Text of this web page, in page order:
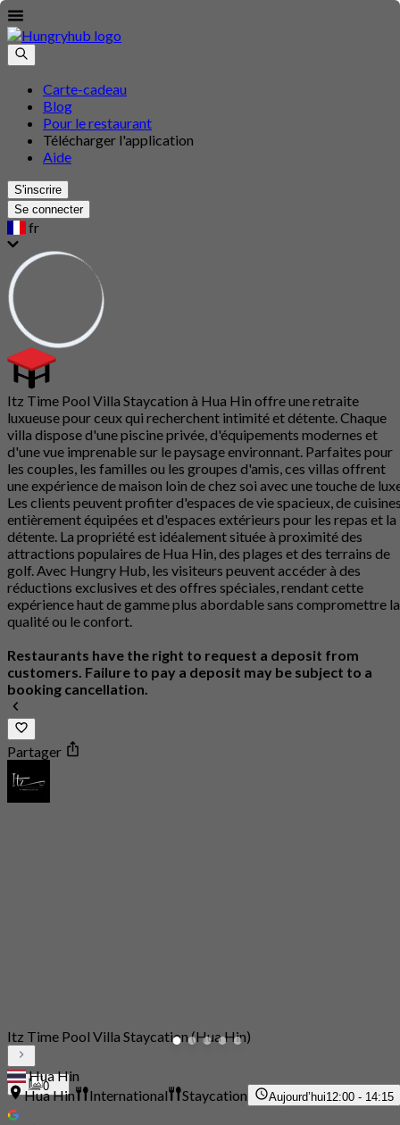
Carte-cadeau
Blog
Pour le restaurant
Télécharger l'application
Aide
S'inscrire
Se connecter
fr
Itz Time Pool Villa Staycation à Hua Hin offre une retraite
luxueuse pour ceux qui recherchent intimité et détente. Chaque
villa dispose d'une piscine privée, d'équipements modernes et
d'une vue imprenable sur le paysage environnant. Parfaites pour
les couples, les familles ou les groupes d'amis, ces villas offrent
une expérience de maison loin de chez soi avec une touche de
Les clients peuvent profiter d'espaces de vie spacieux, de
entièrement équipées et d'espaces extérieurs pour les repas et la
détente. La propriété est idéalement située à proximité des
attractions populaires de Hua Hin, des plages et des terrains de
golf. Avec Hungry Hub, les visiteurs peuvent accéder à des
réductions exclusives et des offres spéciales, rendant cette
expérience haut de gamme plus abordable sans compromettre la
qualité ou le confort.
Restaurants have the right to request a deposit from
customers. Failure to pay a deposit may be subject to a
booking cancellation.
Partager
0
Itz Time Pool Villa Staycation (Hua Hin)
Hua Hin
Hua Hin
International Staycation Aujourd’hui12:00 - 14:15